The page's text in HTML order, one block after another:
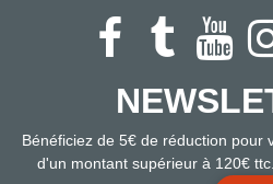
Bénéficiez de 5€ de réduction pour
d'un montant supérieur à 120€